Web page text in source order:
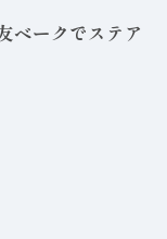
ベークでステア